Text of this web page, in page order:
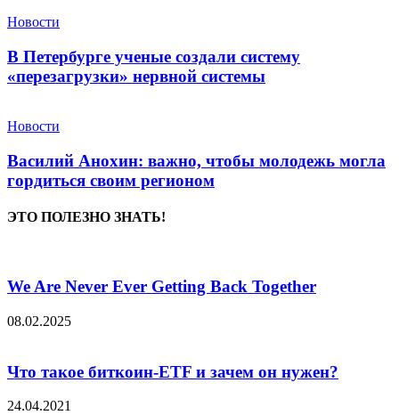
Новости
В Петербурге ученые создали систему
«перезагрузки» нервной системы
Новости
Василий Анохин: важно, чтобы молодежь могла
гордиться своим регионом
ЭТО ПОЛЕЗНО ЗНАТЬ!
We Are Never Ever Getting Back Together
08.02.2025
Что такое биткоин-ETF и зачем он нужен?
24.04.2021